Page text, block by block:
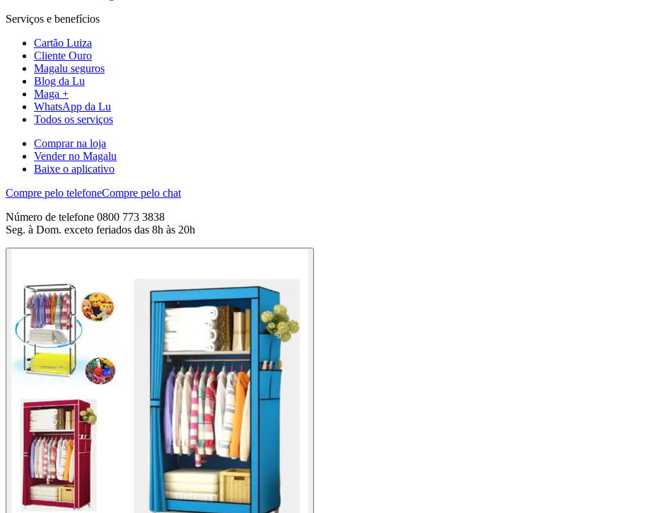
Serviços e benefícios
Cartão Luiza
Cliente Ouro
Magalu seguros
Blog da Lu
Maga +
WhatsApp da Lu
Todos os serviços
Comprar na loja
Vender no Magalu
Baixe o aplicativo
Compre pelo telefoneCompre pelo chat
Número de telefone 0800 773 3838
Seg. à Dom. exceto feriados das 8h às 20h